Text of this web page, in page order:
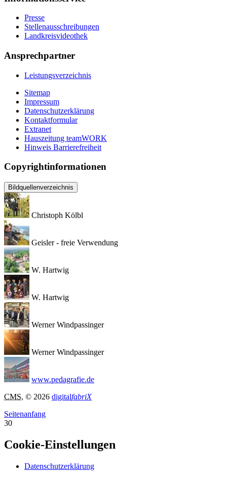
Presse
Stellenausschreibungen
Landkreisvideothek
Ansprechpartner
Leistungsverzeichnis
Sitemap
Impressum
Datenschutzerklärung
Kontaktformular
Extranet
Hauszeitung teamWORK
Hinweis Barrierefreiheit
Copyrightinformationen
Bildquellenverzeichnis
Christoph Kölbl
Geisler - freie Verwendung
W. Hartwig
W. Hartwig
Werner Windpassinger
Werner Windpassinger
www.pedagrafie.de
CMS, © 2026 digitalfabriX
Seitenanfang
30
Cookie-Einstellungen
Datenschutzerklärung